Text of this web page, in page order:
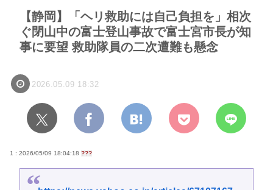
【静岡】「ヘリ救助には自己負担を」相次
ぐ閉山中の富士登山事故で富士宮市長が知
事に要望 救助隊員の二次遭難も懸念
2026.05.09 18:32
1 : 2026/05/09 18:04:18 ???